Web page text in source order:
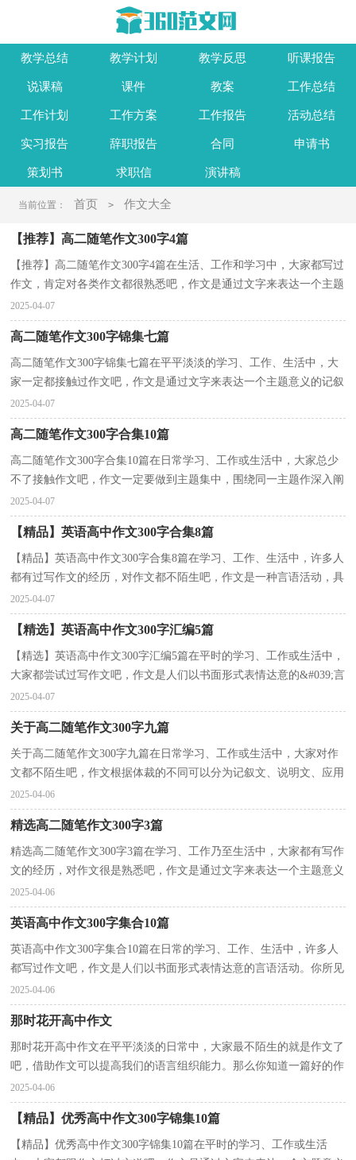
教学总结 教学计划 教学反思 听课报告
说课稿 课件 教案 工作总结
工作计划 工作方案 工作报告 活动总结
实习报告 辞职报告 合同 申请书
策划书 求职信 演讲稿
当前位置： 首页 > 作文大全
【推荐】高二随笔作文300字4篇
【推荐】高二随笔作文300字4篇在生活、工作和学习中，大家都写过
作文，肯定对各类作文都很熟悉吧，作文是通过文字来表达一个主题
意义的记叙方法。那要怎么写好作文呢？以下是小编帮...
2025-04-07
高二随笔作文300字锦集七篇
高二随笔作文300字锦集七篇在平平淡淡的学习、工作、生活中，大
家一定都接触过作文吧，作文是通过文字来表达一个主题意义的记叙
方法。作文的注意事项有许多，你确定会写吗？以下是...
2025-04-07
高二随笔作文300字合集10篇
高二随笔作文300字合集10篇在日常学习、工作或生活中，大家总少
不了接触作文吧，作文一定要做到主题集中，围绕同一主题作深入阐
述，切忌东拉西扯，主题涣散甚至无主题。还是对作文一...
2025-04-07
【精品】英语高中作文300字合集8篇
【精品】英语高中作文300字合集8篇在学习、工作、生活中，许多人
都有过写作文的经历，对作文都不陌生吧，作文是一种言语活动，具
有高度的综合性和创造性。那么一般作文是怎么写的呢...
2025-04-07
【精选】英语高中作文300字汇编5篇
【精选】英语高中作文300字汇编5篇在平时的学习、工作或生活中，
大家都尝试过写作文吧，作文是人们以书面形式表情达意的&#039;言
语活动。那么你有了解过作文吗？下面是小编收集整理的...
2025-04-07
关于高二随笔作文300字九篇
关于高二随笔作文300字九篇在日常学习、工作或生活中，大家对作
文都不陌生吧，作文根据体裁的不同可以分为记叙文、说明文、应用
文、议论文。如何写一篇有思想、有文采的作文呢？...
2025-04-06
精选高二随笔作文300字3篇
精选高二随笔作文300字3篇在学习、工作乃至生活中，大家都有写作
文的经历，对作文很是熟悉吧，作文是通过文字来表达一个主题意义
的记叙方法。一篇什么样的作文才能称之为优秀作文...
2025-04-06
英语高中作文300字集合10篇
英语高中作文300字集合10篇在日常的学习、工作、生活中，许多人
都写过作文吧，作文是人们以书面形式表情达意的言语活动。你所见
过的作文是什么样的呢？下面是小编为大家整理的英...
2025-04-06
那时花开高中作文
那时花开高中作文在平平淡淡的日常中，大家最不陌生的就是作文了
吧，借助作文可以提高我们的语言组织能力。那么你知道一篇好的作
文该怎么写吗？下面是小编收集整理的那时花开高中...
2025-04-06
【精品】优秀高中作文300字锦集10篇
【精品】优秀高中作文300字锦集10篇在平时的学习、工作或生活